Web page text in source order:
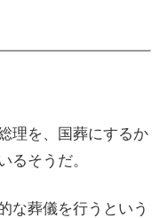
理を、国葬にするか
るそうだ。
な葬儀を行うという